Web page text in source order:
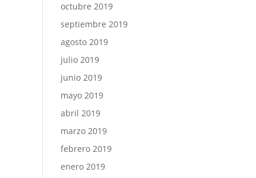
octubre 2019
septiembre 2019
agosto 2019
julio 2019
junio 2019
mayo 2019
abril 2019
marzo 2019
febrero 2019
enero 2019